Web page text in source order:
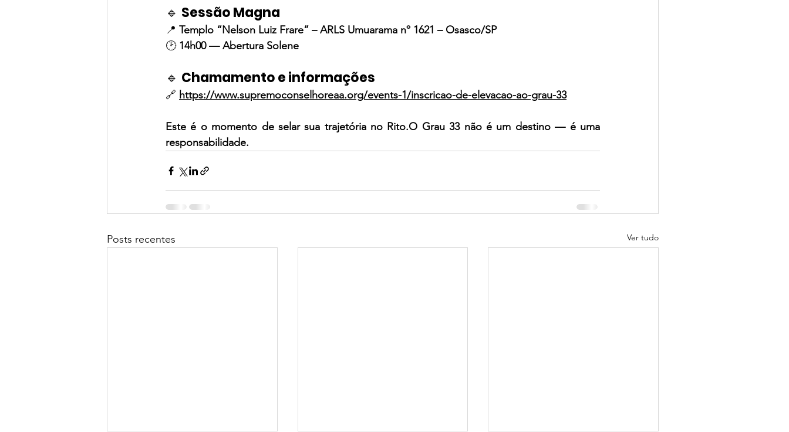
🔹 Sessão Magna
📍 Templo “Nelson Luiz Frare” – ARLS Umuarama nº 1621 – Osasco/SP
🕑 14h00 — Abertura Solene
🔹 Chamamento e informações
🔗 https://www.supremoconselhoreaa.org/events-1/inscricao-de-elevacao-ao-grau-33
Este é o momento de selar sua trajetória no Rito.O Grau 33 não é um destino — é uma
responsabilidade.
Posts recentes Ver tudo